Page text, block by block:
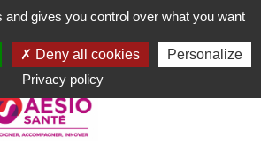
gives you control over what you want
Deny all cookies
Personalize
Privacy policy